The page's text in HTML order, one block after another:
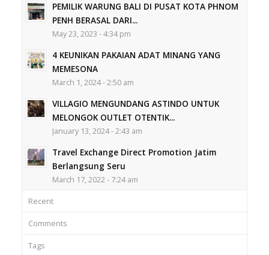
PEMILIK WARUNG BALI DI PUSAT KOTA PHNOM
PENH BERASAL DARI...
May 23, 2023 - 4:34 pm
4 KEUNIKAN PAKAIAN ADAT MINANG YANG
MEMESONA
March 1, 2024 - 2:50 am
VILLAGIO MENGUNDANG ASTINDO UNTUK
MELONGOK OUTLET OTENTIK...
January 13, 2024 - 2:43 am
Travel Exchange Direct Promotion Jatim
Berlangsung Seru
March 17, 2022 - 7:24 am
Recent
Comments
Tags